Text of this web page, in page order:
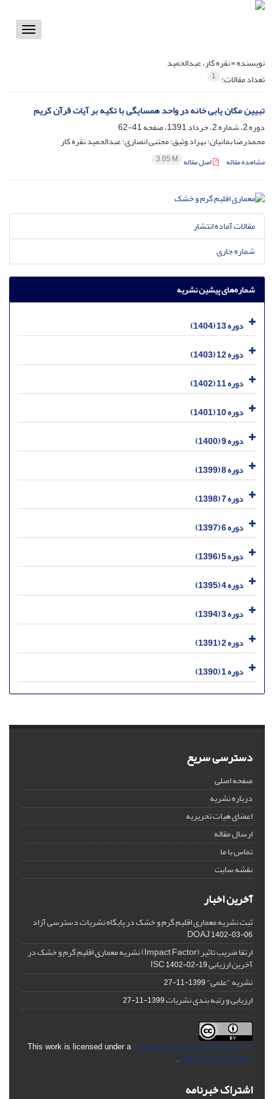
Toggle
نویسنده =نقره کار، عبدالحمید
تعداد مقالات: 1
تبیین مکان یابی خانه در واحد همسایگی با تکیه بر آیات قرآن کریم
دوره 2، شماره 2، خرداد 1391، صفحه
41-62
محمدرضا بمانیان؛ بهزاد وثیق؛ مجتبی انصاری؛ عبدالحمید نقره کار
مشاهده مقاله اصل مقاله 3.05 M
مقالات آماده انتشار
شماره جاری
شماره‌های پیشین نشریه
دوره 13 (1404)
دوره 12 (1403)
دوره 11 (1402)
دوره 10 (1401)
دوره 9 (1400)
دوره 8 (1399)
دوره 7 (1398)
دوره 6 (1397)
دوره 5 (1396)
دوره 4 (1395)
دوره 3 (1394)
دوره 2 (1391)
دوره 1 (1390)
دسترسی سریع
صفحه اصلی
درباره نشریه
اعضای هیات تحریریه
ارسال مقاله
تماس با ما
نقشه سایت
آخرین اخبار
ثبت نشریه معماری اقلیم گرم و خشک در پایگاه نشریات دسترسی آزاد
DOAJ1402-03-06
ارتقا ضریب تاثیر (Impact Factor) نشریه معماری اقلیم گرم و خشک در
آخرین ارزیابی ISC1402-02-19
نشریه "علمی"1399-11-27
ارزیابی و رتبه بندی نشریات1399-11-27
This work is licensed under a Creative Commons Attribution 4.0
International License
.
اشتراک خبرنامه